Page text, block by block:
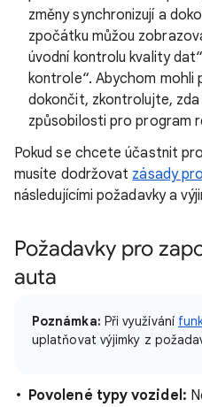
změny synchronizují a
zpočátku můžou
úvodní kontrolu kvality
kontrole“. Abychom
dokončit, zkontrolujte,
způsobilosti pro program
Pokud se chcete účastnit
musíte dodržovat zásady
následujícími požadavky a
Požadavky pro
auta
Poznámka: Při využívání
uplatňovat výjimky z
Povolené typy vozidel: